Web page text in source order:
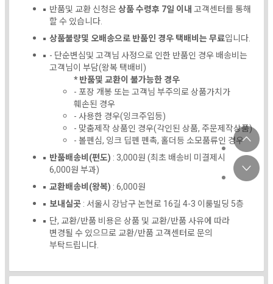
반품및 교환 신청은상품 수령후 7일 이내고객센터를 통해
할 수 있습니다.
상품불량및 오배송으로 반품인 경우 택배비는 무료입니다.
- 단순변심및 고객님 사정으로 인한 반품인 경우 배송비는
고객님이 부담(왕복 택배비)
* 반품및 교환이 불가능한 경우
- 포장 개봉 또는 고객님 부주의로 상품가치가
훼손된 경우
- 사용한 경우(잉크주입등)
- 맞춤제작 상품인 경우(각인된 상품, 주문제작상품)
- 볼펜심, 잉크 딥펜 펜촉, 홀더등 소모품류인 경우
반품배송비(편도) : 3,000원 (최초 배송비 미결제시
6,000원 부과)
교환배송비(왕복) : 6,000원
보내실곳: 서울시 강남구 논현로 16길 4-3 이룸빌딩 5층
단, 교환/반품 비용은 상품 및 교환/반품 사유에 따라
변경될 수 있으므로 교환/반품 고객센터로 문의
부탁드립니다.